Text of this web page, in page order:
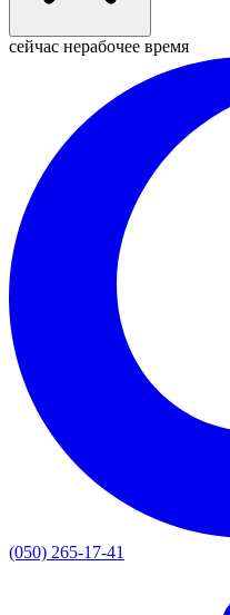
сейчас нерабочее время
(050) 265-17-41